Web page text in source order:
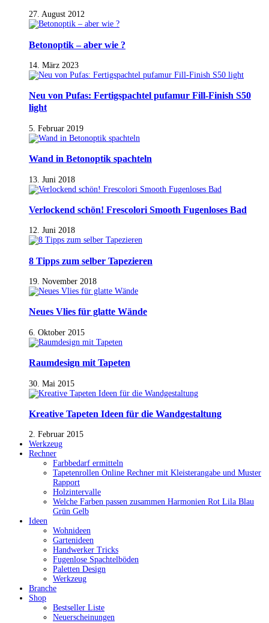
27. August 2012
Betonoptik – aber wie ?
14. März 2023
Neu von Pufas: Fertigspachtel pufamur Fill-Finish S50
light
5. Februar 2019
Wand in Betonoptik spachteln
13. Juni 2018
Verlockend schön! Frescolori Smooth Fugenloses Bad
12. Juni 2018
8 Tipps zum selber Tapezieren
19. November 2018
Neues Vlies für glatte Wände
6. Oktober 2015
Raumdesign mit Tapeten
30. Mai 2015
Kreative Tapeten Ideen für die Wandgestaltung
2. Februar 2015
Werkzeug
Rechner
Farbbedarf ermitteln
Tapetenrollen Online Rechner mit Kleisterangabe und Muster
Rapport
Holzintervalle
Welche Farben passen zusammen Harmonien Rot Lila Blau
Grün Gelb
Ideen
Wohnideen
Gartenideen
Handwerker Tricks
Fugenlose Spachtelböden
Paletten Design
Werkzeug
Branche
Shop
Bestseller Liste
Neuerscheinungen